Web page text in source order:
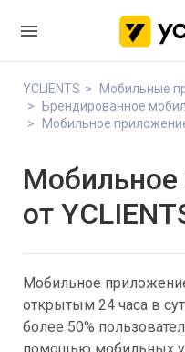

YCLIENTS
Мобильные
Брендированное
Мобильное
от
Мобильное
открытым 24 часа в
более 50%